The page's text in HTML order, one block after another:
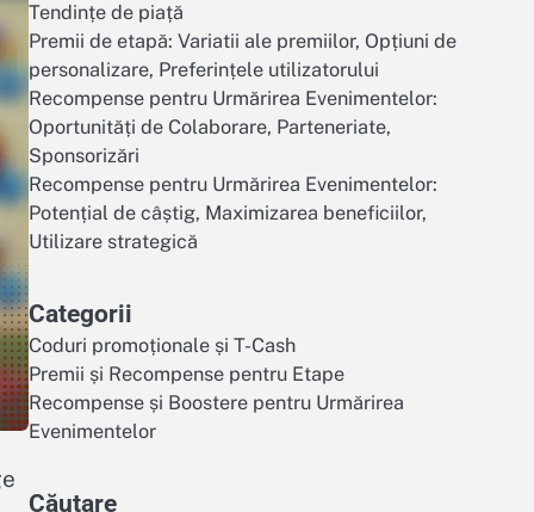
Tendințe de piață
Premii de etapă: Variatii ale premiilor, Opțiuni de
personalizare, Preferințele utilizatorului
Recompense pentru Urmărirea Evenimentelor:
Oportunități de Colaborare, Parteneriate,
Sponsorizări
Recompense pentru Urmărirea Evenimentelor:
Potențial de câștig, Maximizarea beneficiilor,
Utilizare strategică
Categorii
Coduri promoționale și T-Cash
Premii și Recompense pentru Etape
Recompense și Boostere pentru Urmărirea
Evenimentelor
Căutare